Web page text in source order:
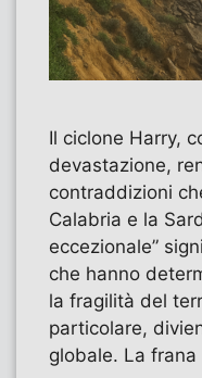
Il ciclone Harry,
devastazione,
contraddizioni
Calabria e la
eccezionale”
che hanno
la fragilità del
particolare,
globale. La